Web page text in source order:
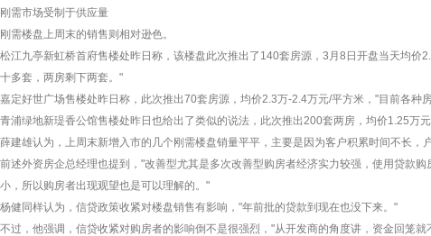
刚需市场受制于供应量
刚需楼盘上周末的销售则相对逊色。
松江九亭新虹桥首府售楼处昨日称，该楼盘此次推出了140套房源，3月8日开盘当天均
多套，两房剩下两套。"
嘉定好世广场售楼处昨日称，此次推出70套房源，均价2.3万-2.4万元/平方米，"目前各种
青浦绿地新瑅香公馆售楼处昨日也给出了类似的说法，此次推出200套两房，均价1.25万
薛建雄认为，上周末新增入市的几个刚需楼盘销量平平，主要是因为客户积累时间不长，
前述外资房企总经理也提到，"改善型尤其是多次改善型购房者经济实力较强，使用贷款
，所以购房者出现观望也是可以理解的。"
杨健同样认为，信贷政策收紧对楼盘销售有影响，"年前批的贷款到现在也没下来。"
不过，他强调，信贷收紧对购房者的影响倒不是很强烈，"从开发商的角度讲，资金回笼